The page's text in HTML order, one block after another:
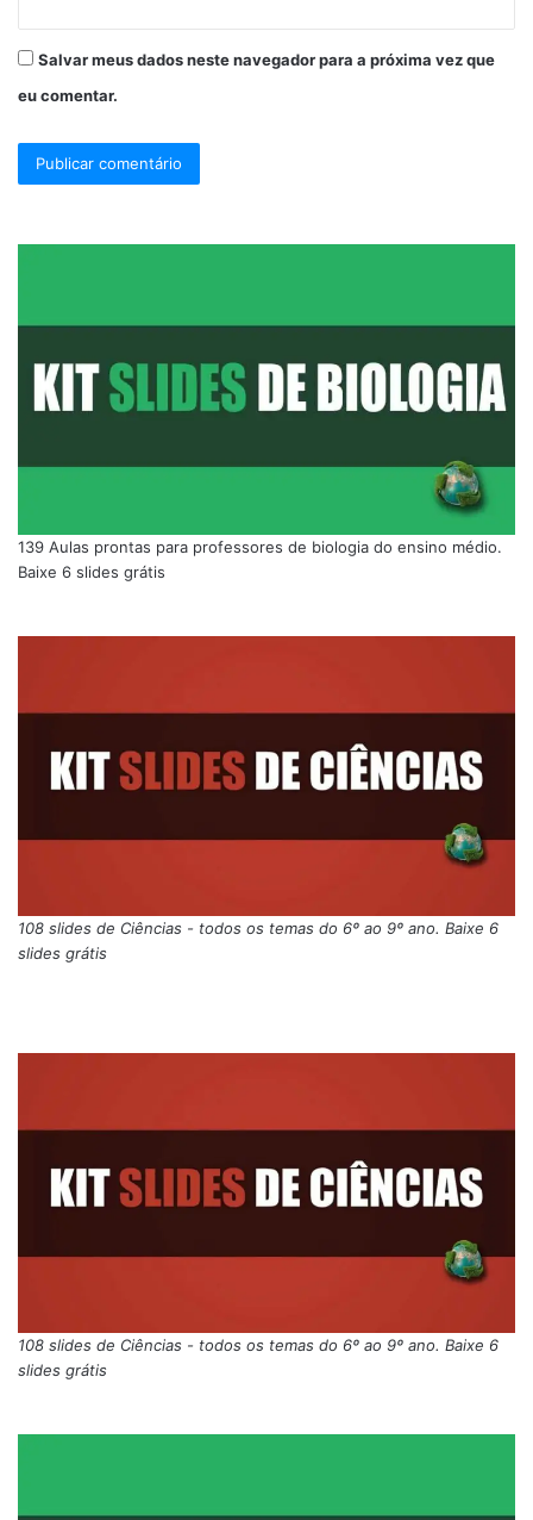
Salvar meus dados neste navegador para a próxima vez que
eu comentar.
139 Aulas prontas para professores de biologia do ensino médio.
Baixe 6 slides grátis
108 slides de Ciências - todos os temas do 6º ao 9º ano. Baixe 6
slides grátis
108 slides de Ciências - todos os temas do 6º ao 9º ano. Baixe 6
slides grátis